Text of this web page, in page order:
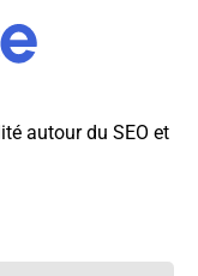
autour du SEO et